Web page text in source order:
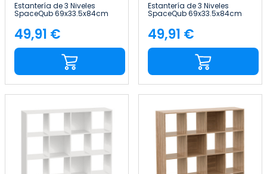
Estantería de 3 Niveles
SpaceQub 69x33.5x84cm
7house
Precio
49,91 €
Estantería de 3 Niveles
SpaceQub 69x33.5x84cm
7house
Precio
49,91 €